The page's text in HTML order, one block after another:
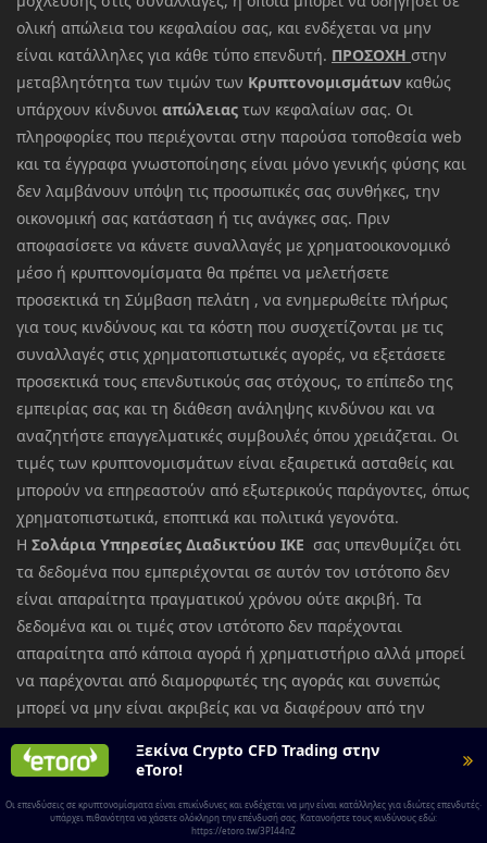
ολική απώλεια του κεφαλαίου σας, και ενδέχεται να μην
είναι κατάλληλες για κάθε τύπο επενδυτή. ΠΡΟΣΟΧΗ στην
μεταβλητότητα των τιμών των Κρυπτονομισμάτων καθώς
υπάρχουν κίνδυνοι απώλειας των κεφαλαίων σας. Οι
πληροφορίες που περιέχονται στην παρούσα τοποθεσία web
και τα έγγραφα γνωστοποίησης είναι μόνο γενικής φύσης και
δεν λαμβάνουν υπόψη τις προσωπικές σας συνθήκες, την
οικονομική σας κατάσταση ή τις ανάγκες σας. Πριν
αποφασίσετε να κάνετε συναλλαγές με χρηματοοικονομικό
μέσο ή κρυπτονομίσματα θα πρέπει να μελετήσετε
προσεκτικά τη Σύμβαση πελάτη , να ενημερωθείτε πλήρως
για τους κινδύνους και τα κόστη που συσχετίζονται με τις
συναλλαγές στις χρηματοπιστωτικές αγορές, να εξετάσετε
προσεκτικά τους επενδυτικούς σας στόχους, το επίπεδο της
εμπειρίας σας και τη διάθεση ανάληψης κινδύνου και να
αναζητήστε επαγγελματικές συμβουλές όπου χρειάζεται. Οι
τιμές των κρυπτονομισμάτων είναι εξαιρετικά ασταθείς και
μπορούν να επηρεαστούν από εξωτερικούς παράγοντες, όπως
χρηματοπιστωτικά, εποπτικά και πολιτικά γεγονότα.
Η Σολάρια Υπηρεσίες Διαδικτύου ΙΚΕ σας υπενθυμίζει ότι
τα δεδομένα που εμπεριέχονται σε αυτόν τον ιστότοπο δεν
είναι απαραίτητα πραγματικού χρόνου ούτε ακριβή. Τα
δεδομένα και οι τιμές στον ιστότοπο δεν παρέχονται
απαραίτητα από κάποια αγορά ή χρηματιστήριο αλλά μπορεί
να παρέχονται από διαμορφωτές της αγοράς και συνεπώς
μπορεί να μην είναι ακριβείς και να διαφέρουν από την
πραγματική τιμή σε οποιαδήποτε δεδομένη αγορά, κάτι που
σημαίνει ότι οι τιμές είναι ενδεικτικές και όχι κατάλληλες για
και κάθε πάροχος των δεδομένων που εμπεριέχονται σε
Ξεκίνα Crypto CFD Trading στην
eToro!
Οι επενδύσεις σε κρυπτονομίσματα είναι επικίνδυνες και ενδέχεται να μην είναι κατάλληλες για ιδιώτες επενδυτές·
υπάρχει πιθανότητα να χάσετε ολόκληρη την επένδυσή σας. Κατανοήστε τους κινδύνους εδώ:
https://etoro.tw/3PI44nZ